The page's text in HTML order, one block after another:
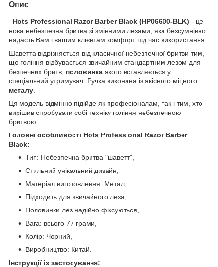
Опис
Hots Professional Razor Barber Black (HP06600-BLK) - це
нова небезпечна бритва зі змінними лезами, яка безсумнівно
надасть Вам і вашим клієнтам комфорт під час використання.
Шаветта відрізняється від класичної небезпечної бритви тим,
що гоління відбувається звичайним стандартним лезом для
безпечних бритв, половинка якого вставляється у
спеціальний утримувач. Ручка виконана із якісного міцного
металу
Ця модель відмінно підійде як професіоналам, так і тим, хто
вирішив спробувати собі техніку гоління небезпечною
бритвою.
Головні особливості Hots Professional Razor Barber
Black:
Тип: Небезпечна бритва "шаветт",
Стильний унікальний дизайн,
Матеріал виготовлення: Метал,
Підходить для звичайного леза,
Половинки лез надійно фіксуються,
Вага: всього 77 грами,
Колір: Чорний,
Виробництво: Китай.
Інструкції із застосування: